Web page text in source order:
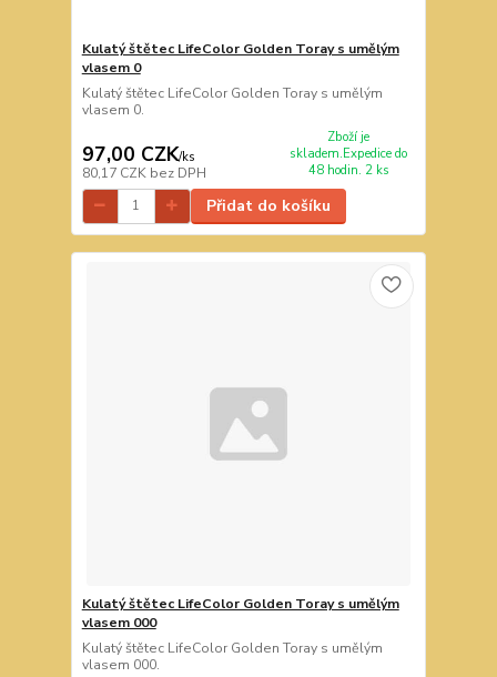
Kulatý štětec LifeColor Golden Toray s umělým
vlasem 0
Kulatý štětec LifeColor Golden Toray s umělým
vlasem 0.
97,00 CZK/ks
80,17 CZK bez DPH
Zboží je
skladem.Expedice do
48 hodin. 2 ks
Přidat do košíku
Kulatý štětec LifeColor Golden Toray s umělým
vlasem 000
Kulatý štětec LifeColor Golden Toray s umělým
vlasem 000.